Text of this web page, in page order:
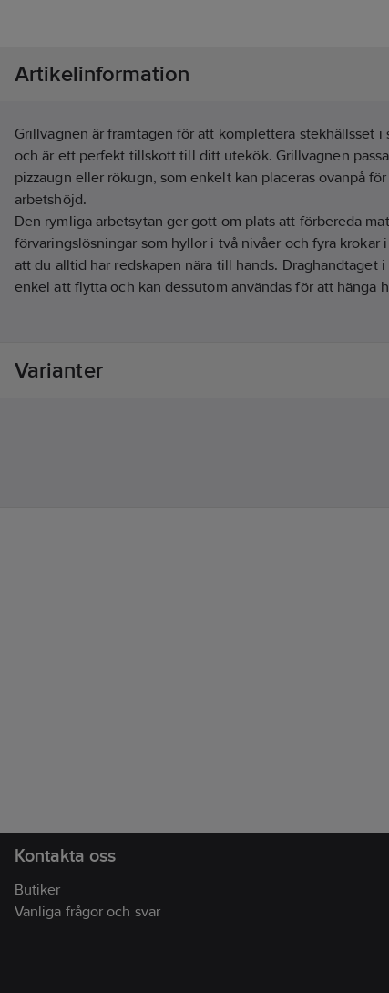
Artikelinformation
Grillvagnen är framtagen för att komplettera stekhällsset i
och är ett perfekt tillskott till ditt utekök. Grillvagnen
pizzaugn eller rökugn, som enkelt kan placeras ovanpå
arbetshöjd.
Den rymliga arbetsytan ger gott om plats att förbereda
förvaringslösningar som hyllor i två nivåer och fyra krokar
att du alltid har redskapen nära till hands. Draghandtaget
enkel att flytta och kan dessutom användas för att hänga
är den både säker att använda och lätt att flytta.
Varianter
Kontakta oss
Butiker
Vanliga frågor och svar